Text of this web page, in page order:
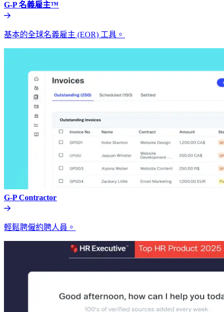
G-P 名義雇主™​​
基本的全球名義雇主 (EOR) 工具。​​
G-P Contractor​​
輕鬆聘僱約聘人員。​​